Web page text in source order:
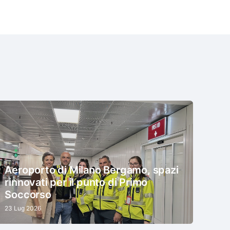
Aeroporto di Milano Bergamo, spazi
rinnovati per il punto di Primo
Soccorso
23 Lug 2026